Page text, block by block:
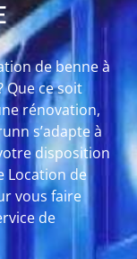
de benne à
Que ce soit
rénovation,
s’adapte à
disposition
Location de
vous faire
de